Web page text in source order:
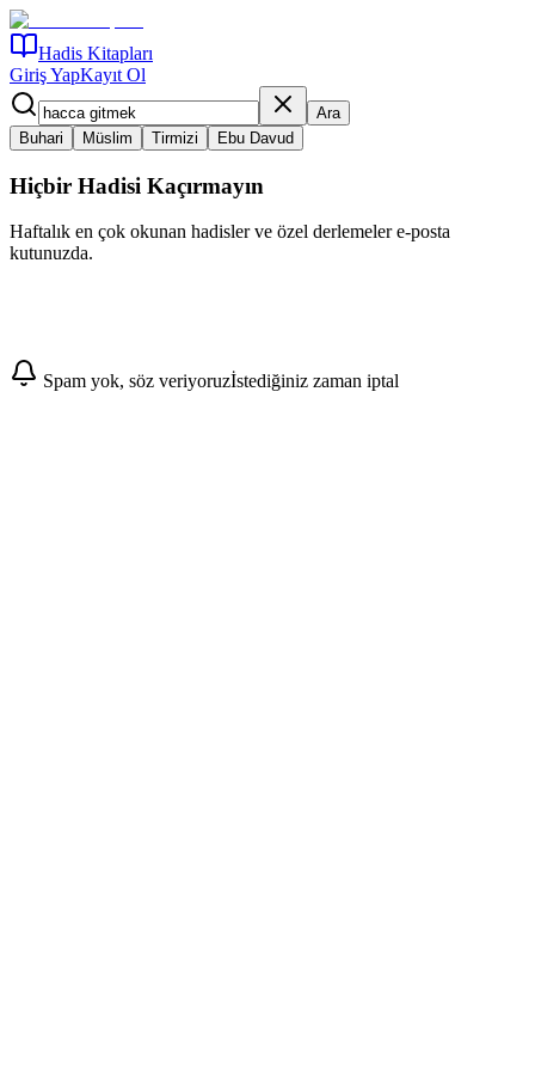
Hadis Kitapları
Giriş YapKayıt Ol
Ara
Buhari
Müslim Tirmizi Ebu Davud
Hiçbir Hadisi Kaçırmayın
Haftalık en çok okunan hadisler ve özel derlemeler e-posta
kutunuzda.
Abone Ol
Spam yok, söz veriyoruzİstediğiniz zaman iptal